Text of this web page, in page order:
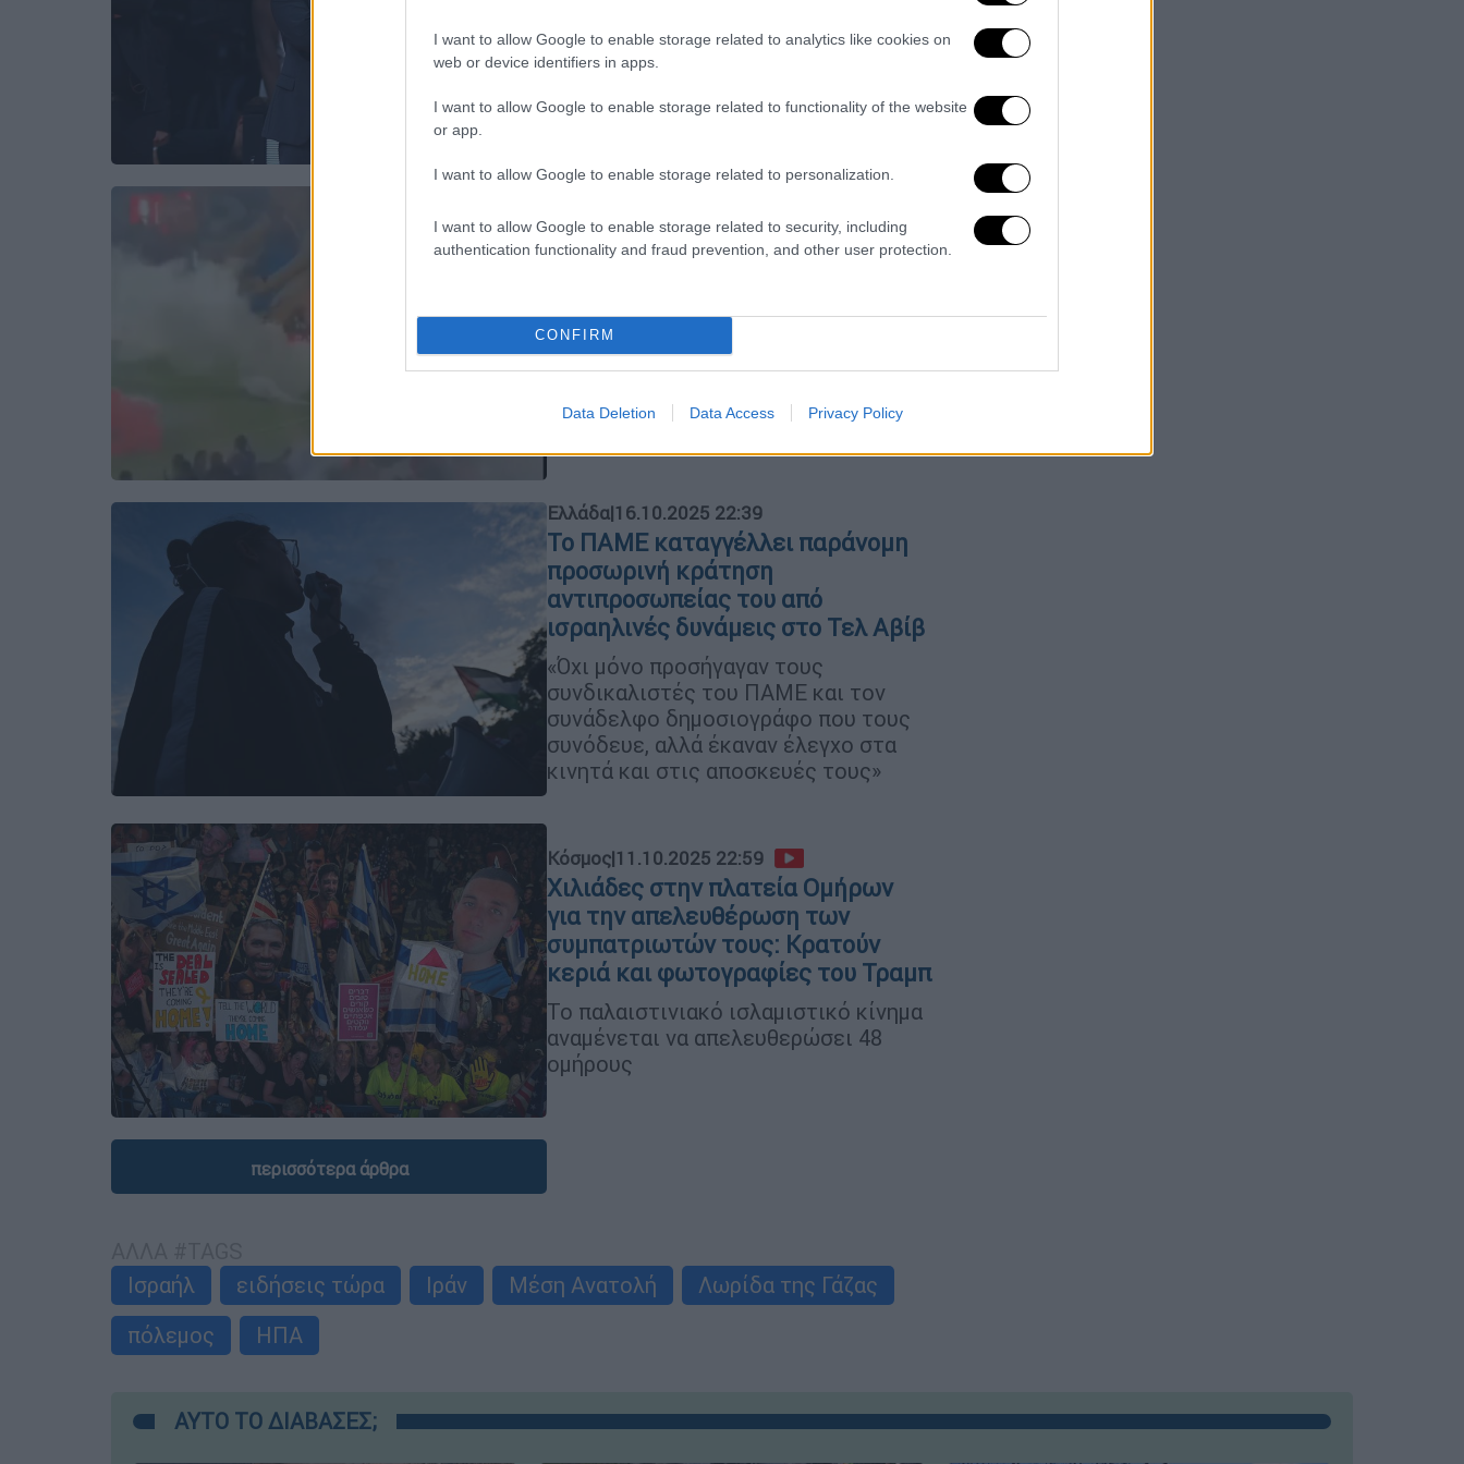
I want to allow Google to enable storage related to analytics like cookies on
web or device identifiers in apps.
I want to allow Google to enable storage related to functionality of the website
or app.
I want to allow Google to enable storage related to personalization.
I want to allow Google to enable storage related to security, including
authentication functionality and fraud prevention, and other user protection.
CONFIRM
Data Deletion Data Access Privacy Policy
Ο τεχνικός της Χάποελ μίλησε για τις
Αβίβ
Αθλητισμός|20.10.2025 08:25
Επεισόδια, τραυματίες και
Αναβλήθηκε ο αγώνας πριν καν
ξεκινήσει
τραυματίες
Ελλάδα|16.10.2025 22:39
Το ΠΑΜΕ καταγγέλλει παράνομη
προσωρινή κράτηση
αντιπροσωπείας του από
ισραηλινές δυνάμεις στο Τελ Αβίβ
«Όχι μόνο προσήγαγαν τους
συνδικαλιστές του ΠΑΜΕ και τον
συνάδελφο δημοσιογράφο που τους
συνόδευε, αλλά έκαναν έλεγχο στα
κινητά και στις αποσκευές τους»
Κόσμος|11.10.2025 22:59
Χιλιάδες στην πλατεία Ομήρων
για την απελευθέρωση των
συμπατριωτών τους: Κρατούν
κεριά και φωτογραφίες του Τραμπ
Το παλαιστινιακό ισλαμιστικό κίνημα
αναμένεται να απελευθερώσει 48
ομήρους
περισσότερα άρθρα
Ισραήλ
ειδήσεις τώρα Ιράν Μέση Ανατολή
Λωρίδα της Γάζας
πόλεμος
ΗΠΑ
ΑΥΤΟ ΤΟ ΔΙΑΒΑΣΕΣ;